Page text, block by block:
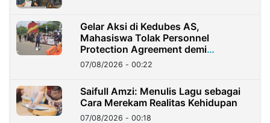
Gelar Aksi di Kedubes AS,
Mahasiswa Tolak Personnel
Protection Agreement demi
Kedaulatan Negara
07/08/2026 - 00:22
Saifull Amzi: Menulis Lagu sebagai
Cara Merekam Realitas Kehidupan
07/08/2026 - 00:18